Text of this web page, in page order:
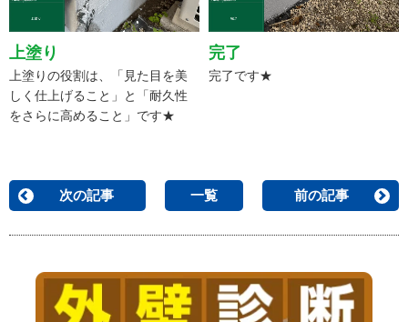
上塗り
上塗りの役割は、「見た目を美
しく仕上げること」と「耐久性
をさらに高めること」です★
完了
完了です★
次の記事 一覧 前の記事